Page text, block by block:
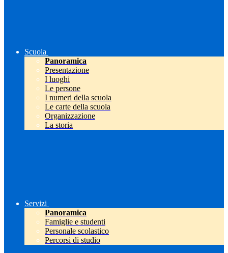
Scuola
Panoramica
Presentazione
I luoghi
Le persone
I numeri della scuola
Le carte della scuola
Organizzazione
La storia
Servizi
Panoramica
Famiglie e studenti
Personale scolastico
Percorsi di studio